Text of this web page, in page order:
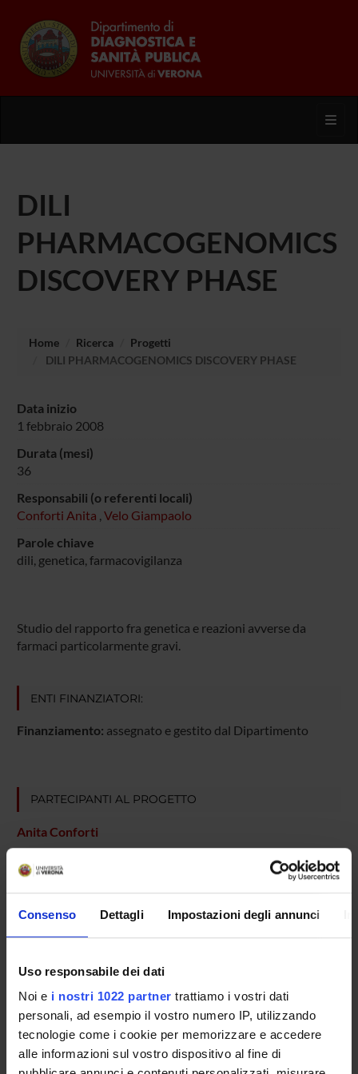
Consenso Dettagli Impostazioni degli annunci
Uso responsabile dei dati
Noi e i nostri 1022 partner trattiamo i vostri dati
personali, ad esempio il vostro numero IP, utilizzando
tecnologie come i cookie per memorizzare e accedere
alle informazioni sul vostro dispositivo al fine di
DILI
PHARMACOGENOMICS
DISCOVERY PHASE
Home Ricerca
Progetti
DILI PHARMACOGENOMICS DISCOVERY PHASE
Data inizio
1 febbraio 2008
Durata (mesi)
36
Responsabili (o referenti locali)
Conforti Anita , Velo Giampaolo
Parole chiave
dili, genetica, farmacovigilanza
Studio del rapporto fra genetica e reazioni avverse da
farmaci particolarmente gravi.
ENTI FINANZIATORI:
Finanziamento: assegnato e gestito dal Dipartimento
PARTECIPANTI AL PROGETTO
Anita Conforti
Giampaolo Velo
Pharmacology & Pharmacy (DNBM)
SEZIONI